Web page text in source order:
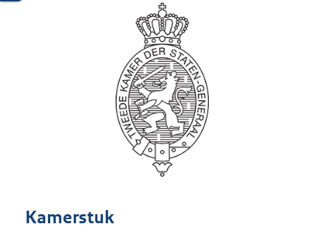
Kamerstuk